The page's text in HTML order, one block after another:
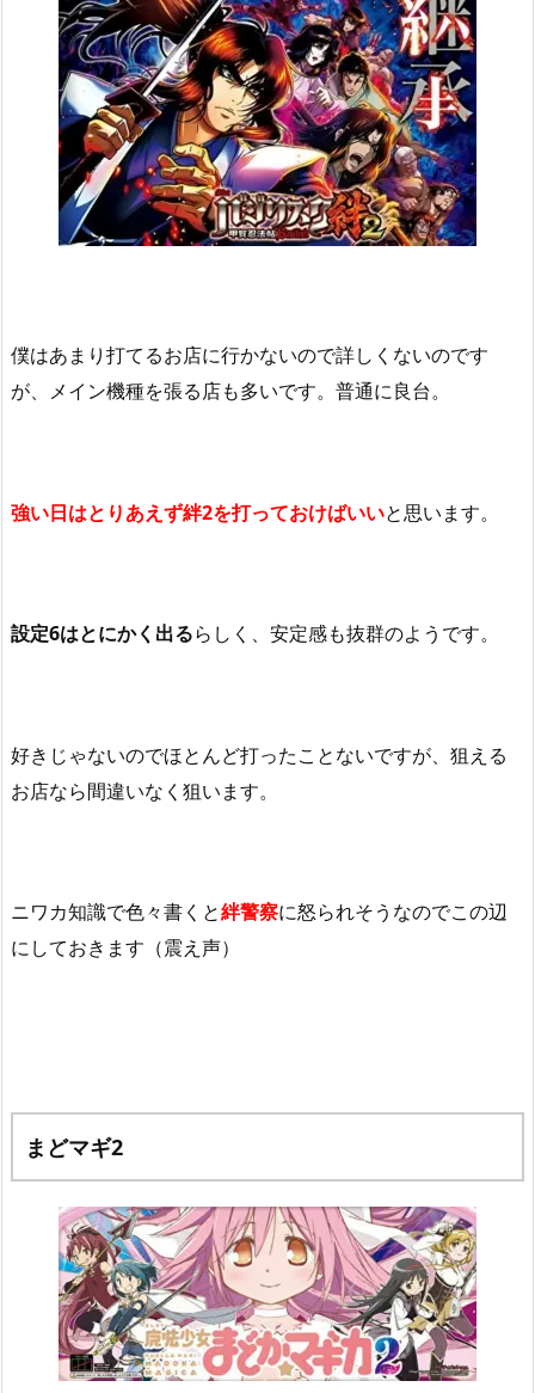
僕はあまり打てるお店に行かないので詳しくないのです
が、メイン機種を張る店も多いです。普通に良台。
強い日はとりあえず絆2を打っておけばいいと思います。
設定6はとにかく出るらしく、安定感も抜群のようです。
好きじゃないのでほとんど打ったことないですが、狙える
お店なら間違いなく狙います。
ニワカ知識で色々書くと絆警察に怒られそうなのでこの辺
にしておきます（震え声）
まどマギ2